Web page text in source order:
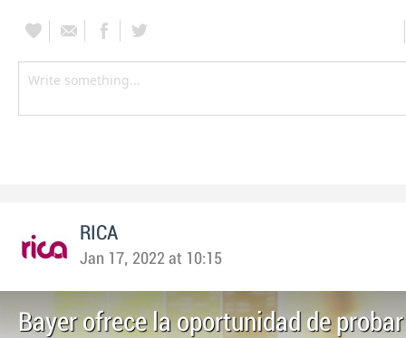
RICA
Jan 17, 2022 at 10:15
Bayer ofrece la oportunidad de